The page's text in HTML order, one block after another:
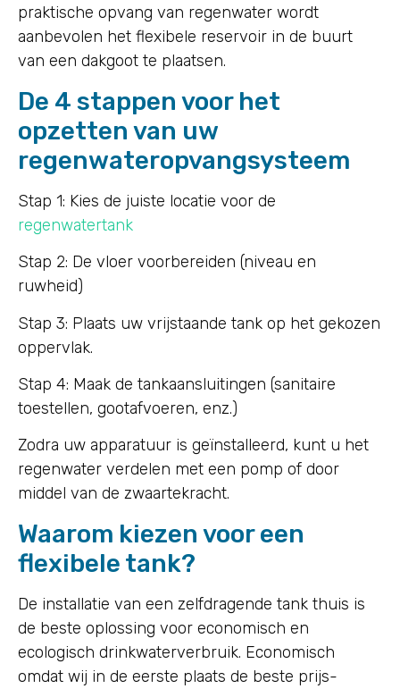
praktische opvang van regenwater wordt
aanbevolen het flexibele reservoir in de buurt
van een dakgoot te plaatsen.
De 4 stappen voor het
opzetten van uw
regenwateropvangsysteem
Stap 1: Kies de juiste locatie voor de
regenwatertank
Stap 2: De vloer voorbereiden (niveau en
ruwheid)
Stap 3: Plaats uw vrijstaande tank op het gekozen
oppervlak.
Stap 4: Maak de tankaansluitingen (sanitaire
toestellen, gootafvoeren, enz.)
Zodra uw apparatuur is geïnstalleerd, kunt u het
regenwater verdelen met een pomp of door
middel van de zwaartekracht.
Waarom kiezen voor een
flexibele tank?
De installatie van een zelfdragende tank thuis is
de beste oplossing voor economisch en
ecologisch drinkwaterverbruik. Economisch
omdat wij in de eerste plaats de beste prijs-